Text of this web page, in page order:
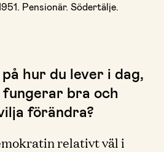
Pensionär. Södertälje.
hur du lever i dag,
bra och
förändra?
relativt väl i